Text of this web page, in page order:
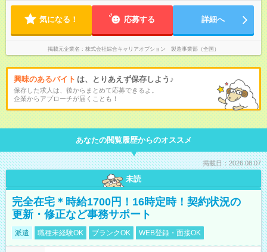
気になる！ 応募する 詳細へ
掲載元企業名 株式会社綜合キャリアオプション 製造事業部（全国）
興味のあるバイト は、とりあえず保存しよう♪
保存した求人は、後からまとめて応募できるよ。
企業からアプローチが届くことも！
あなたの閲覧履歴からのオススメ
掲載日：2026.08.07
未読
完全在宅＊時給1700円！16時定時！契約状況の
更新・修正など事務サポート
派遣 職種未経験OK ブランクOK WEB登録・面接OK